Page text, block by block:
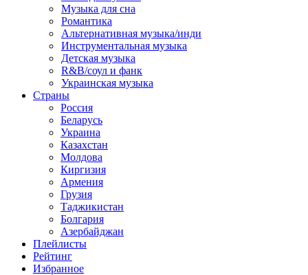
Музыка для сна
Романтика
Альтернативная музыка/инди
Инструментальная музыка
Детская музыка
R&B/cоул и фанк
Украинская музыка
Страны
Россия
Беларусь
Украина
Казахстан
Молдова
Киргизия
Армения
Грузия
Таджикистан
Болгария
Азербайджан
Плейлисты
Рейтинг
Избранное